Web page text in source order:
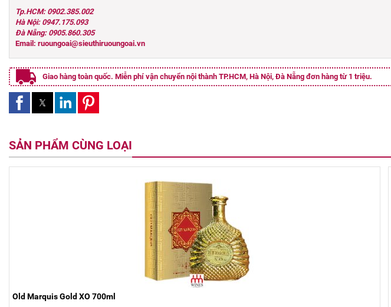
Tp.HCM: 0902.385.002
Hà Nội: 0947.175.093
Đà Nẵng: 0905.860.305
Email: ruoungoai@sieuthiruoungoai.vn
Giao hàng toàn quốc. Miễn phí vận chuyển nội thành TP.HCM, Hà Nội, Đà Nẵng đơn hàng từ 1 triệu.
SẢN PHẨM CÙNG LOẠI
Old Marquis Gold XO 700ml